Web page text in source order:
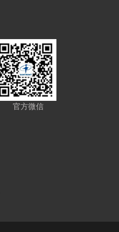
官方微信